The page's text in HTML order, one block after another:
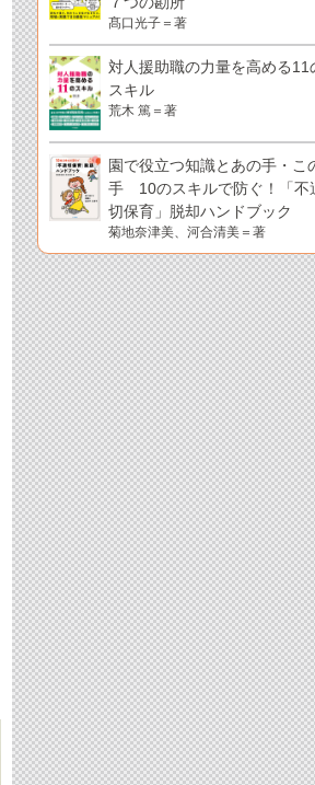
髙口光子＝著
対人援助職の力量を高める11
スキル
荒木 篤＝著
園で役立つ知識とあの手・こ
手 10のスキルで防ぐ！「不
切保育」脱却ハンドブック
菊地奈津美、河合清美＝著